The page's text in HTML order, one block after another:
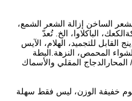
الساخن إزالة الشعر الشمع،
الباكلاوا، الخ. تُعدّ
القابل للتجميد، الهلام، الآيس
المحمص، النزهة.البطة
المقلي والأسماك
خفيفة الوزن، ليس فقط سهلة